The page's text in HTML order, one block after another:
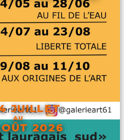
JUILLET
AU
2026